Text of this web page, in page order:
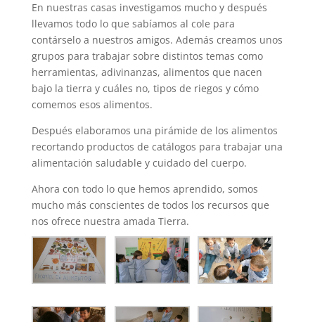
En nuestras casas investigamos mucho y después
llevamos todo lo que sabíamos al cole para
contárselo a nuestros amigos. Además creamos unos
grupos para trabajar sobre distintos temas como
herramientas, adivinanzas, alimentos que nacen
bajo la tierra y cuáles no, tipos de riegos y cómo
comemos esos alimentos.
Después elaboramos una pirámide de los alimentos
recortando productos de catálogos para trabajar una
alimentación saludable y cuidado del cuerpo.
Ahora con todo lo que hemos aprendido, somos
mucho más conscientes de todos los recursos que
nos ofrece nuestra amada Tierra.